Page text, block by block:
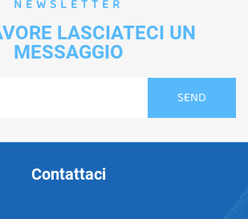
NEWSLETTER
LASCIATECI UN
MESSAGGIO
Contattaci